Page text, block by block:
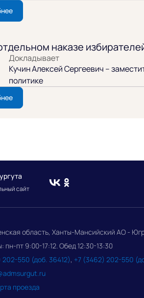
наказе
Докладывает
Кучин Алексей Сергеевич –
политике
сайт
область, Ханты-Мансийский АО -
пн-пт 9:00-17:12. Обед 12:30-13:30
202-550 (доб. 36412), +7 (3462) 202-550
проезда